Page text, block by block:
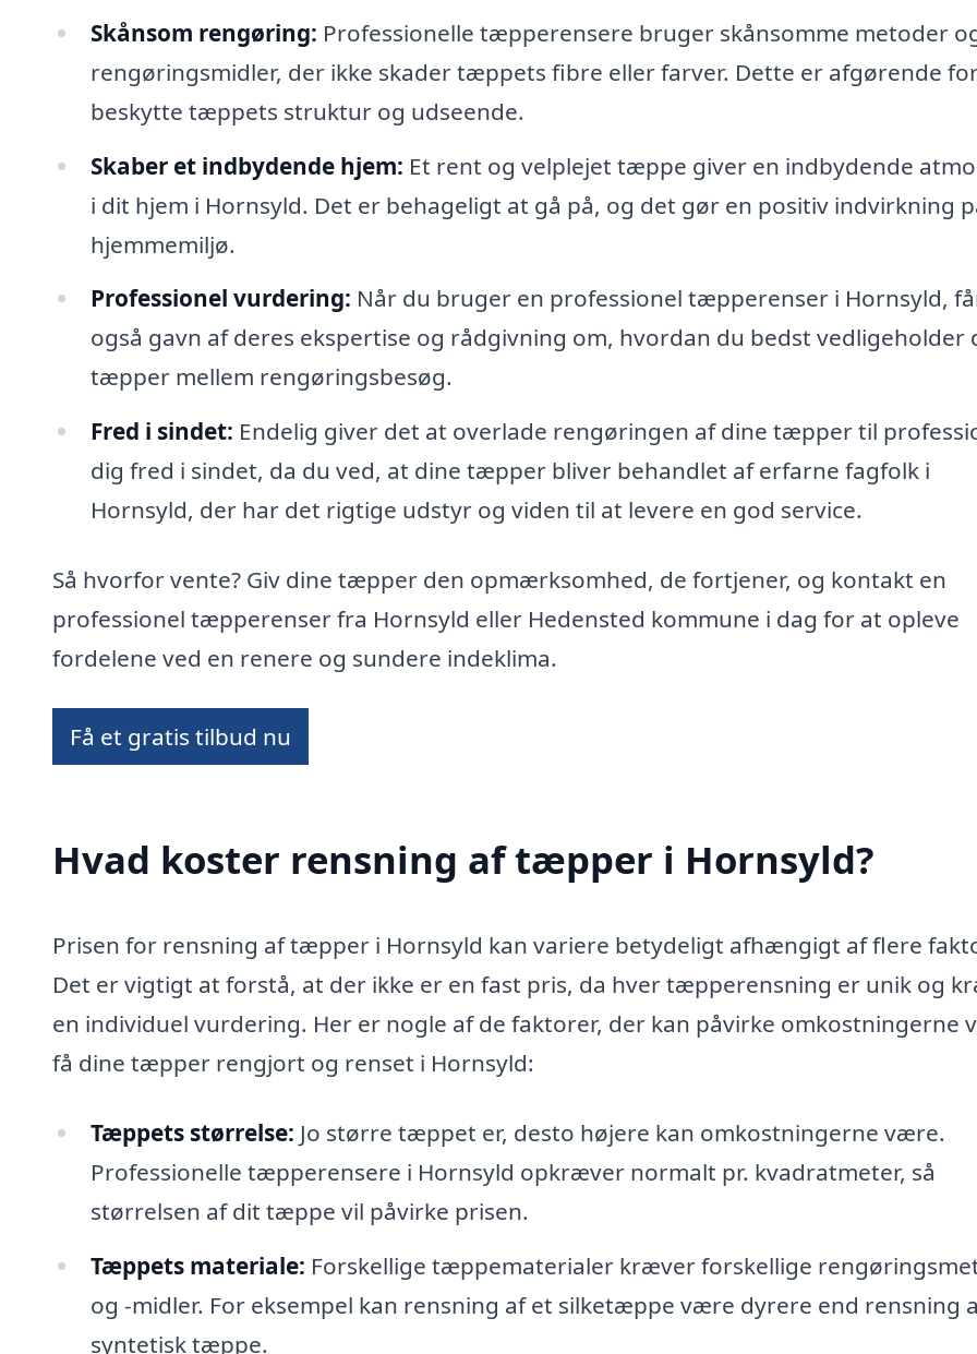
Skånsom rengøring: Professionelle tæpperensere bruger skånsomme metoder
rengøringsmidler, der ikke skader tæppets fibre eller farver. Dette er afgørende
beskytte tæppets struktur og udseende.
Skaber et indbydende hjem: Et rent og velplejet tæppe giver en indbydende
i dit hjem i Hornsyld. Det er behageligt at gå på, og det gør en positiv indvirkning
hjemmemiljø.
Professionel vurdering: Når du bruger en professionel tæpperenser i Hornsyld,
også gavn af deres ekspertise og rådgivning om, hvordan du bedst vedligeholder
tæpper mellem rengøringsbesøg.
Fred i sindet: Endelig giver det at overlade rengøringen af dine tæpper til
dig fred i sindet, da du ved, at dine tæpper bliver behandlet af erfarne fagfolk i
Hornsyld, der har det rigtige udstyr og viden til at levere en god service.
Så hvorfor vente? Giv dine tæpper den opmærksomhed, de fortjener, og kontakt en
professionel tæpperenser fra Hornsyld eller Hedensted kommune i dag for at opleve
fordelene ved en renere og sundere indeklima.
Få et gratis tilbud nu
Hvad koster rensning af tæpper i Hornsyld?
Prisen for rensning af tæpper i Hornsyld kan variere betydeligt afhængigt af flere
Det er vigtigt at forstå, at der ikke er en fast pris, da hver tæpperensning er unik og
en individuel vurdering. Her er nogle af de faktorer, der kan påvirke omkostningerne
få dine tæpper rengjort og renset i Hornsyld:
Tæppets størrelse: Jo større tæppet er, desto højere kan omkostningerne være.
Professionelle tæpperensere i Hornsyld opkræver normalt pr. kvadratmeter, så
størrelsen af dit tæppe vil påvirke prisen.
Tæppets materiale: Forskellige tæppematerialer kræver forskellige
og -midler. For eksempel kan rensning af et silketæppe være dyrere end rensning
syntetisk tæppe.